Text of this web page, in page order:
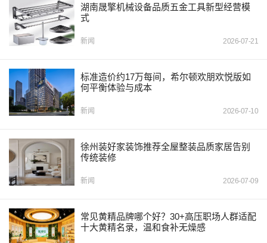
湖南晟擎机械设备品质五金工具新型经营模
式
新闻 2026-07-21
标准造价约17万每间，希尔顿欢朋欢悦版如
何平衡体验与成本
新闻 2026-07-10
徐州装好家装饰推荐全屋整装品质家居告别
传统装修
新闻 2026-07-09
常见黄精品牌哪个好？30+高压职场人群适配
十大黄精名录，温和食补无燥感